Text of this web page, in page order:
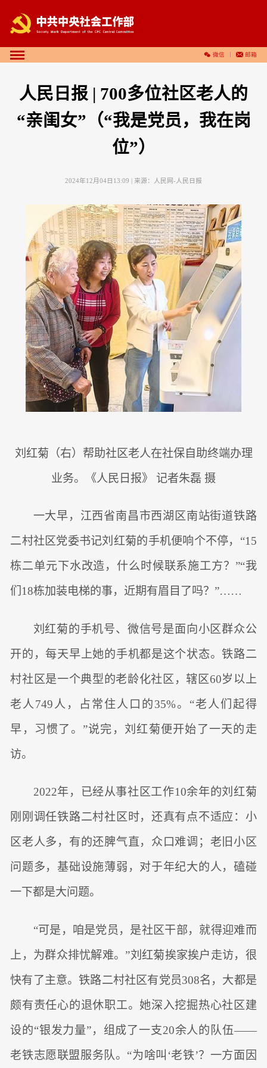
微信 邮箱
人民日报 | 700多位社区老人的
“亲闺女”（“我是党员，我在岗
位”）
2024年12月04日13:09 | 来源： 人民网-人民日报
刘红菊（右）帮助社区老人在社保自助终端办理
业务。《人民日报》 记者朱磊 摄
一大早，江西省南昌市西湖区南站街道铁路
二村社区党委书记刘红菊的手机便响个不停，“15
栋二单元下水改造，什么时候联系施工方？”“我
们18栋加装电梯的事，近期有眉目了吗？”……
刘红菊的手机号、微信号是面向小区群众公
开的，每天早上她的手机都是这个状态。铁路二
村社区是一个典型的老龄化社区，辖区60岁以上
老人749人，占常住人口的35%。“老人们起得
早，习惯了。”说完，刘红菊便开始了一天的走
访。
2022年，已经从事社区工作10余年的刘红菊
刚刚调任铁路二村社区时，还真有点不适应：小
区老人多，有的还脾气直，众口难调；老旧小区
问题多，基础设施薄弱，对于年纪大的人，磕碰
一下都是大问题。
“可是，咱是党员，是社区干部，就得迎难而
上，为群众排忧解难。”刘红菊挨家挨户走访，很
快有了主意。铁路二村社区有党员308名，大都是
颇有责任心的退休职工。她深入挖掘热心社区建
设的“银发力量”，组成了一支20余人的队伍——
老铁志愿联盟服务队。“为啥叫‘老铁’？一方面因